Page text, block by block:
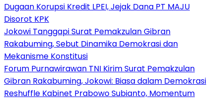
Dugaan Korupsi Kredit LPEI, Jejak Dana PT MAJU
Disorot KPK
Jokowi Tanggapi Surat Pemakzulan Gibran
Rakabuming, Sebut Dinamika Demokrasi dan
Mekanisme Konstitusi
Forum Purnawirawan TNI Kirim Surat Pemakzulan
Gibran Rakabuming, Jokowi: Biasa dalam Demokrasi
Reshuffle Kabinet Prabowo Subianto, Momentum